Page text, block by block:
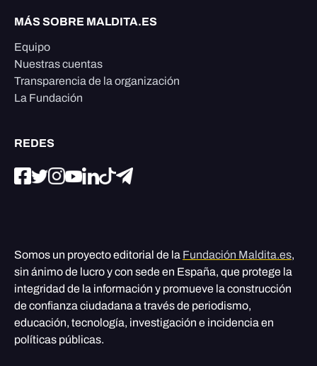
MÁS SOBRE MALDITA.ES
Equipo
Nuestras cuentas
Transparencia de la organización
La Fundación
REDES
Somos un proyecto editorial de la Fundación Maldita.es,
sin ánimo de lucro y con sede en España, que protege la
integridad de la información y promueve la construcción
de confianza ciudadana a través de periodismo,
educación, tecnología, investigación e incidencia en
políticas públicas.